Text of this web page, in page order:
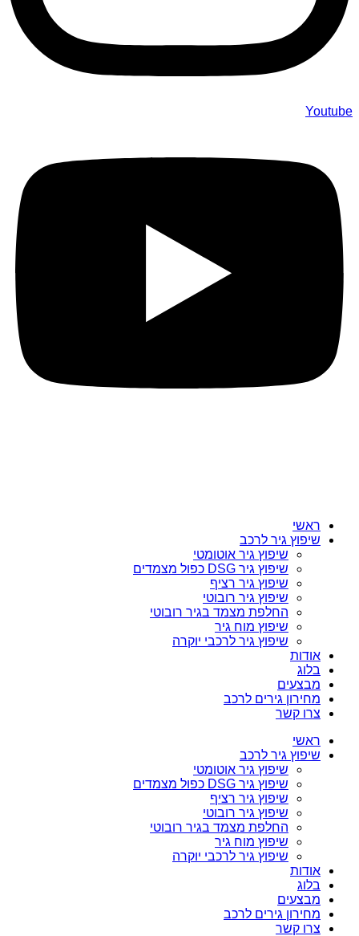
Youtube
ראשי
שיפוץ גיר לרכב
שיפוץ גיר אוטומטי
שיפוץ גיר DSG כפול מצמדים
שיפוץ גיר רציף
שיפוץ גיר רובוטי
החלפת מצמד בגיר רובוטי
שיפוץ מוח גיר
שיפוץ גיר לרכבי יוקרה
אודות
בלוג
מבצעים
מחירון גירים לרכב
צרו קשר
ראשי
שיפוץ גיר לרכב
שיפוץ גיר אוטומטי
שיפוץ גיר DSG כפול מצמדים
שיפוץ גיר רציף
שיפוץ גיר רובוטי
החלפת מצמד בגיר רובוטי
שיפוץ מוח גיר
שיפוץ גיר לרכבי יוקרה
אודות
בלוג
מבצעים
מחירון גירים לרכב
צרו קשר